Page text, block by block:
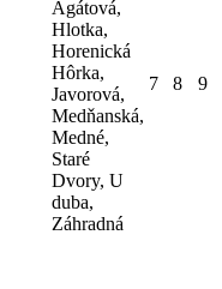
Agátová,
Hlotka,
Horenická
Hôrka,
Javorová,
Medňanská,
Medné,
Staré
Dvory, U
duba,
Záhradná
7 8 9